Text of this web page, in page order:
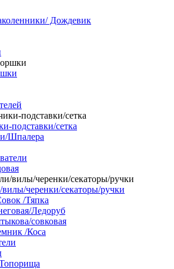
Дождевик
подставки/сетка
Шпалера
черенки/секаторы/ручки
/Тяпка
Ледоруб
совковая
/Коса